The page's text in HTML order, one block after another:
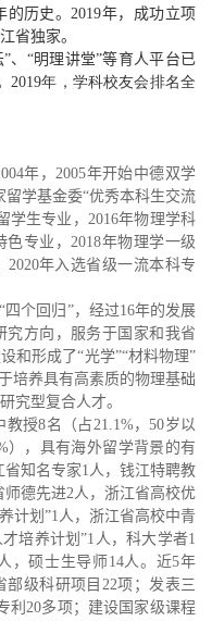
历史。2019年，成功立项
省独家。
、“明理讲堂”等育人平台已
2019年，学科校友会排名全
年，2005年开始中德双学
留学基金委“优秀本科生交流
学生专业，2016年物理学科
色专业，2018年物理学一级
年入选省级一流本科专
个回归”，经过16年的发展
究方向，服务于国家和我省
和形成了“光学”“材料物理”
培养具有高素质的物理基础
究型复合人才。
授8名（占21.1%，50岁以
），具有海外留学背景的有
省知名专家1人，钱江特聘教
师德先进2人，浙江省高校优
计划”1人，浙江省高校中青
培养计划”1人，科大学者1
，硕士生导师14人。近5年
级科研项目22项；发表三
利20多项；建设国家级课程